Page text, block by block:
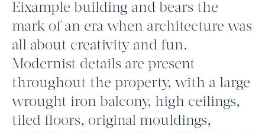
Eixample building and bears the
mark of an era when architecture was
all about creativity and fun.
Modernist details are present
throughout the property, with a large
wrought iron balcony, high ceilings,
tiled floors, original mouldings,